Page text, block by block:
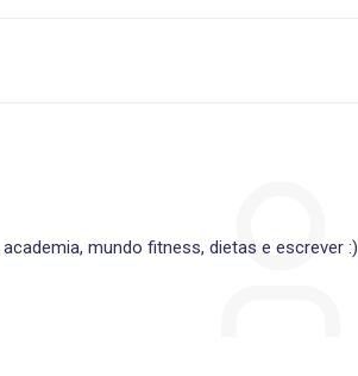
mundo fitness, dietas e escrever :)